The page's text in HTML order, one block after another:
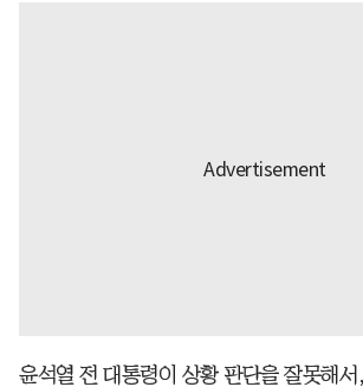
윤석열 전 대통령이 상황 판단을 잘못해